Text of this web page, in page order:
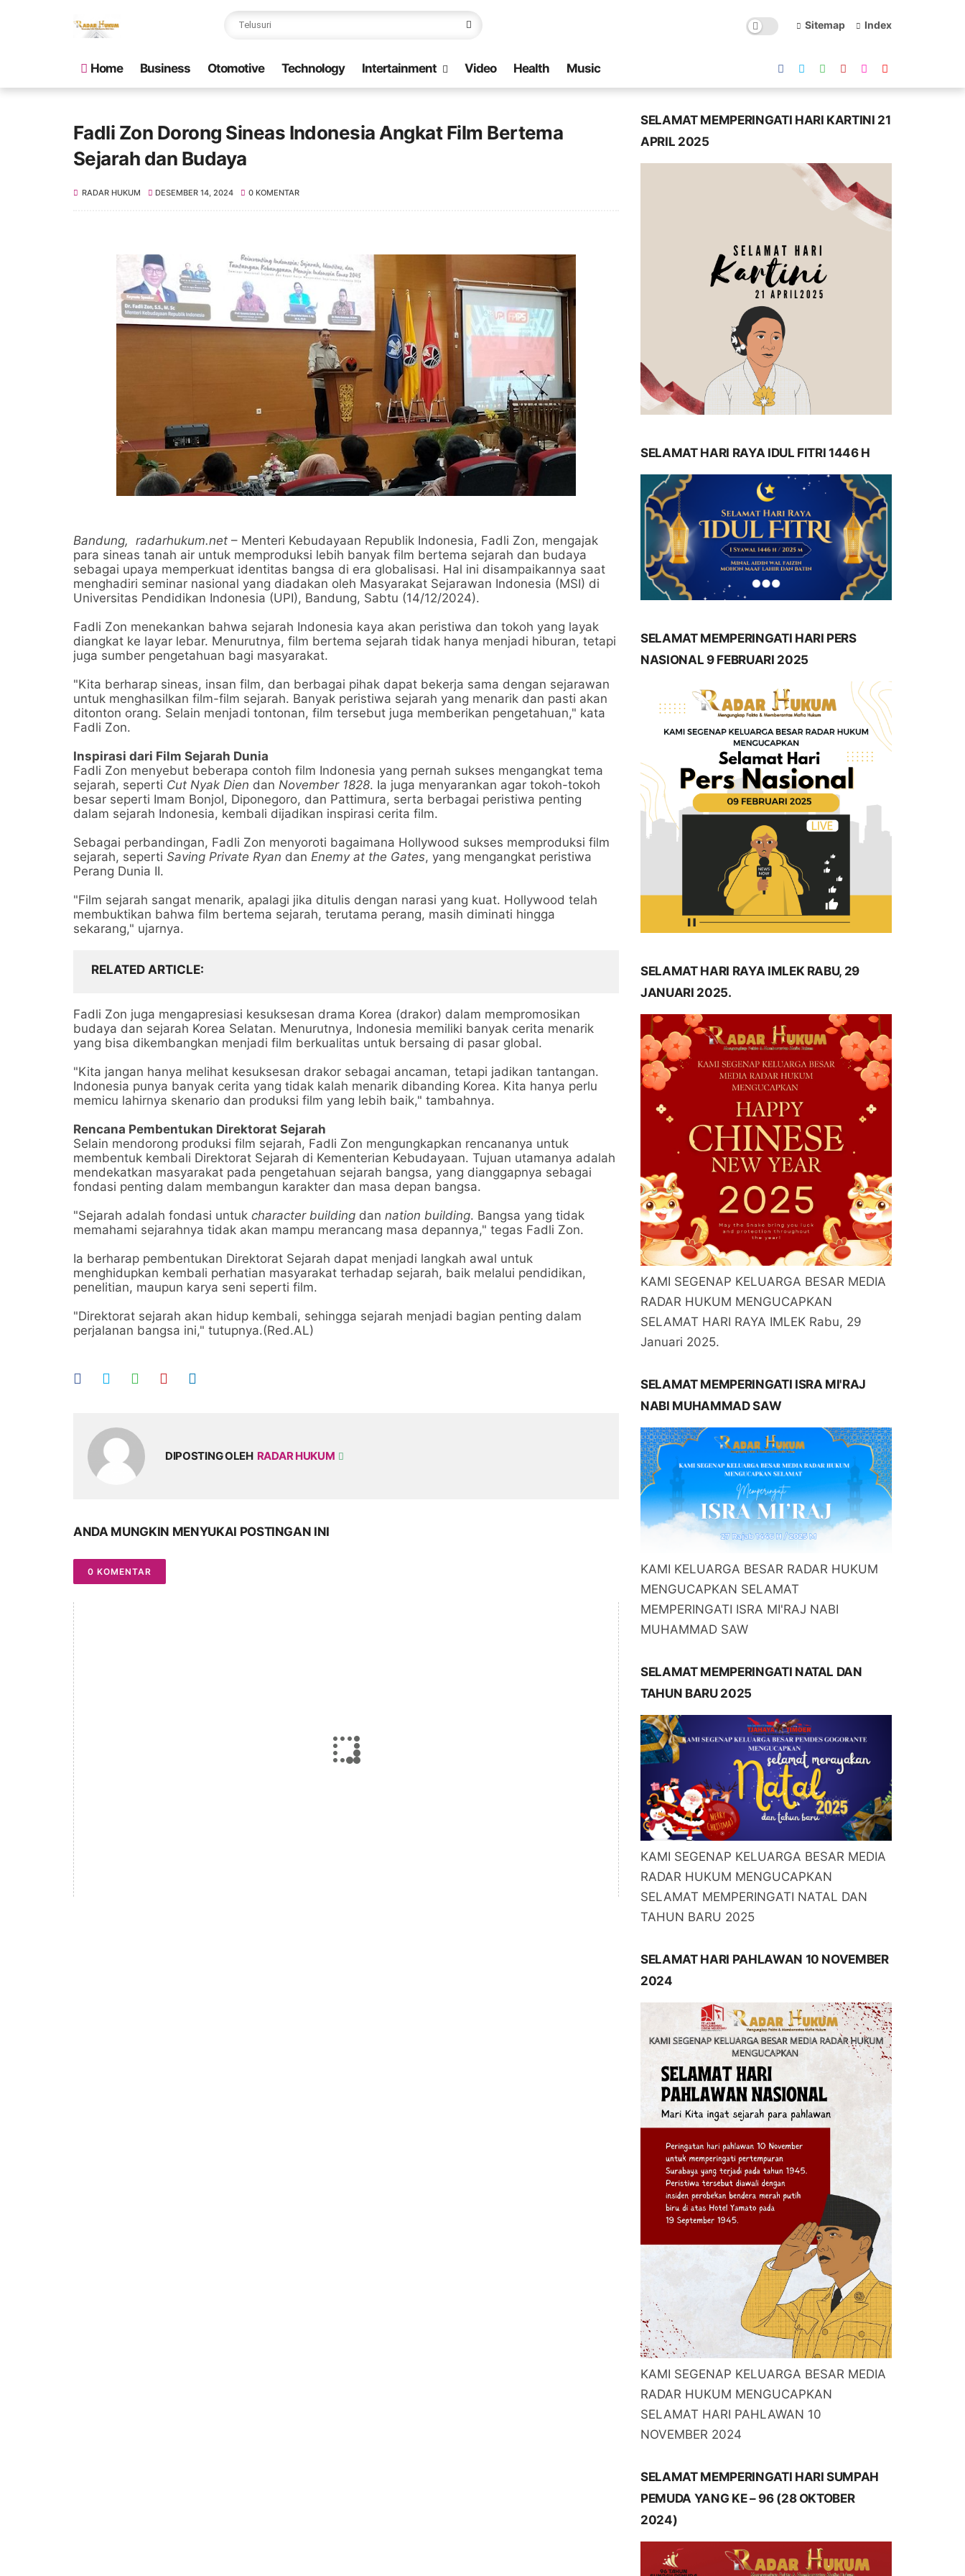
Sitemap Index
Home Business Otomotive Technology Intertainment Video Health Music
Fadli Zon Dorong Sineas Indonesia Angkat Film Bertema
Sejarah dan Budaya
RADAR HUKUM DESEMBER 14, 2024 0 KOMENTAR
Bandung, radarhukum.net – Menteri Kebudayaan Republik Indonesia, Fadli Zon, mengajak
para sineas tanah air untuk memproduksi lebih banyak film bertema sejarah dan budaya
sebagai upaya memperkuat identitas bangsa di era globalisasi. Hal ini disampaikannya saat
menghadiri seminar nasional yang diadakan oleh Masyarakat Sejarawan Indonesia (MSI) di
Universitas Pendidikan Indonesia (UPI), Bandung, Sabtu (14/12/2024).
Fadli Zon menekankan bahwa sejarah Indonesia kaya akan peristiwa dan tokoh yang layak
diangkat ke layar lebar. Menurutnya, film bertema sejarah tidak hanya menjadi hiburan, tetapi
juga sumber pengetahuan bagi masyarakat.
"Kita berharap sineas, insan film, dan berbagai pihak dapat bekerja sama dengan sejarawan
untuk menghasilkan film-film sejarah. Banyak peristiwa sejarah yang menarik dan pasti akan
ditonton orang. Selain menjadi tontonan, film tersebut juga memberikan pengetahuan," kata
Fadli Zon.
Inspirasi dari Film Sejarah Dunia
Fadli Zon menyebut beberapa contoh film Indonesia yang pernah sukses mengangkat tema
sejarah, seperti Cut Nyak Dien dan November 1828. Ia juga menyarankan agar tokoh-tokoh
besar seperti Imam Bonjol, Diponegoro, dan Pattimura, serta berbagai peristiwa penting
dalam sejarah Indonesia, kembali dijadikan inspirasi cerita film.
Sebagai perbandingan, Fadli Zon menyoroti bagaimana Hollywood sukses memproduksi film
sejarah, seperti Saving Private Ryan dan Enemy at the Gates, yang mengangkat peristiwa
Perang Dunia II.
"Film sejarah sangat menarik, apalagi jika ditulis dengan narasi yang kuat. Hollywood telah
membuktikan bahwa film bertema sejarah, terutama perang, masih diminati hingga
sekarang," ujarnya.
RELATED ARTICLE
Fadli Zon juga mengapresiasi kesuksesan drama Korea (drakor) dalam mempromosikan
budaya dan sejarah Korea Selatan. Menurutnya, Indonesia memiliki banyak cerita menarik
yang bisa dikembangkan menjadi film berkualitas untuk bersaing di pasar global.
"Kita jangan hanya melihat kesuksesan drakor sebagai ancaman, tetapi jadikan tantangan.
Indonesia punya banyak cerita yang tidak kalah menarik dibanding Korea. Kita hanya perlu
memicu lahirnya skenario dan produksi film yang lebih baik," tambahnya.
Rencana Pembentukan Direktorat Sejarah
Selain mendorong produksi film sejarah, Fadli Zon mengungkapkan rencananya untuk
membentuk kembali Direktorat Sejarah di Kementerian Kebudayaan. Tujuan utamanya adalah
mendekatkan masyarakat pada pengetahuan sejarah bangsa, yang dianggapnya sebagai
fondasi penting dalam membangun karakter dan masa depan bangsa.
"Sejarah adalah fondasi untuk character building dan nation building. Bangsa yang tidak
memahami sejarahnya tidak akan mampu merancang masa depannya," tegas Fadli Zon.
Ia berharap pembentukan Direktorat Sejarah dapat menjadi langkah awal untuk
menghidupkan kembali perhatian masyarakat terhadap sejarah, baik melalui pendidikan,
penelitian, maupun karya seni seperti film.
"Direktorat sejarah akan hidup kembali, sehingga sejarah menjadi bagian penting dalam
perjalanan bangsa ini," tutupnya.(Red.AL)
DIPOSTING OLEH RADAR HUKUM
ANDA MUNGKIN MENYUKAI POSTINGAN INI
0 KOMENTAR
SELAMAT MEMPERINGATI HARI KARTINI 21
APRIL 2025
SELAMAT HARI RAYA IDUL FITRI 1446 H
SELAMAT MEMPERINGATI HARI PERS
NASIONAL 9 FEBRUARI 2025
SELAMAT HARI RAYA IMLEK RABU, 29
JANUARI 2025.
KAMI SEGENAP KELUARGA BESAR MEDIA
RADAR HUKUM MENGUCAPKAN
SELAMAT HARI RAYA IMLEK Rabu, 29
Januari 2025.
SELAMAT MEMPERINGATI ISRA MI'RAJ
NABI MUHAMMAD SAW
KAMI KELUARGA BESAR RADAR HUKUM
MENGUCAPKAN SELAMAT
MEMPERINGATI ISRA MI'RAJ NABI
MUHAMMAD SAW
SELAMAT MEMPERINGATI NATAL DAN
TAHUN BARU 2025
KAMI SEGENAP KELUARGA BESAR MEDIA
RADAR HUKUM MENGUCAPKAN
SELAMAT MEMPERINGATI NATAL DAN
TAHUN BARU 2025
SELAMAT HARI PAHLAWAN 10 NOVEMBER
2024
KAMI SEGENAP KELUARGA BESAR MEDIA
RADAR HUKUM MENGUCAPKAN
SELAMAT HARI PAHLAWAN 10
NOVEMBER 2024
SELAMAT MEMPERINGATI HARI SUMPAH
PEMUDA YANG KE – 96 (28 OKTOBER
2024)